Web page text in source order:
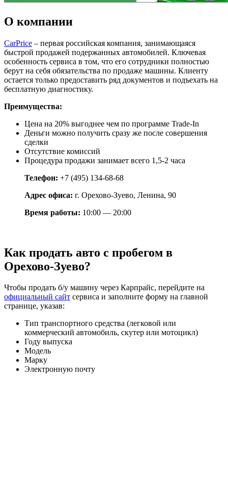
О компании
CarPrice – первая российская компания, занимающаяся
быстрой продажей подержанных автомобилей. Ключевая
особенность сервиса в том, что его сотрудники полностью
берут на себя обязательства по продаже машины. Клиенту
остается только предоставить ряд документов и подъехать на
бесплатную диагностику.
Преимущества:
Цена на 20% выгоднее чем по программе Trade-In
Деньги можно получить сразу же после совершения
сделки
Отсутствие комиссий
Процедура продажи занимает всего 1,5-2 часа
Телефон: +7 (495) 134-68-68
Адрес офиса: г. Орехово-Зуево, Ленина, 90
Время работы: 10:00 — 20:00
Как продать авто с пробегом в
Орехово-Зуево?
Чтобы продать б/у машину через Карпрайс, перейдите на
официальный сайт сервиса и заполните форму на главной
странице, указав:
Тип транспортного средства (легковой или
коммерческий автомобиль, скутер или мотоцикл)
Году выпуска
Модель
Марку
Электронную почту